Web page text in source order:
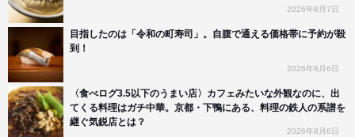
2026年8月7日
目指したのは「令和の町寿司」。自腹で通える価格帯に予約が殺
到！
2026年8月6日
〈食べログ3.5以下のうまい店〉カフェみたいな外観なのに、出
てくる料理はガチ中華。京都・下鴨にある、料理の鉄人の系譜を
継ぐ気鋭店とは？
2026年8月6日